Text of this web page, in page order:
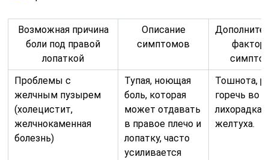
Возможная причина
боли под правой
лопаткой
Описание
симптомов
Проблемы с
желчным пузырем
(холецистит,
желчнокаменная
болезнь)
Тупая, ноющая
боль, которая
может отдавать
в правое плечо и
лопатку, часто
усиливается
Тошнота,
горечь во
лихорадка,
желтуха.